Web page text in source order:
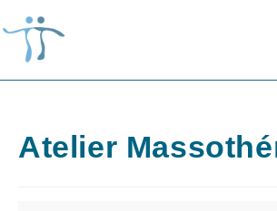
to
content
Atelier